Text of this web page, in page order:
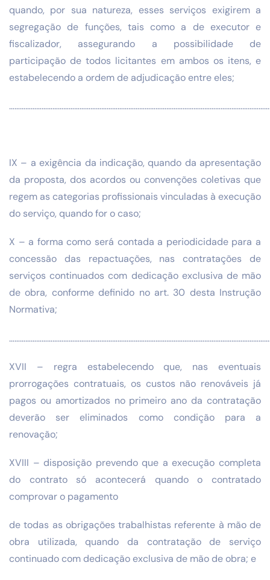
quando, por sua natureza, esses serviços exigirem a
segregação de funções, tais como a de executor e
fiscalizador, assegurando a possibilidade de
participação de todos licitantes em ambos os itens, e
estabelecendo a ordem de adjudicação entre eles;
IX – a exigência da indicação, quando da apresentação
da proposta, dos acordos ou convenções coletivas que
regem as categorias profissionais vinculadas à execução
do serviço, quando for o caso;
X – a forma como será contada a periodicidade para a
concessão das repactuações, nas contratações de
serviços continuados com dedicação exclusiva de mão
de obra, conforme definido no art. 30 desta Instrução
Normativa;
XVII – regra estabelecendo que, nas eventuais
prorrogações contratuais, os custos não renováveis já
pagos ou amortizados no primeiro ano da contratação
deverão ser eliminados como condição para a
renovação;
XVIII – disposição prevendo que a execução completa
do contrato só acontecerá quando o contratado
comprovar o pagamento
de todas as obrigações trabalhistas referente à mão de
obra utilizada, quando da contratação de serviço
continuado com dedicação exclusiva de mão de obra; e